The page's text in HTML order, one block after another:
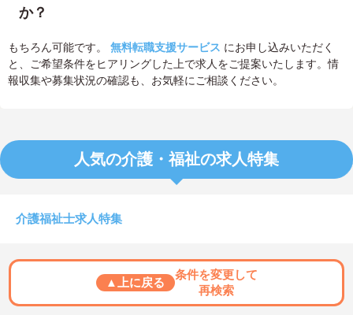
か？
もちろん可能です。 無料転職支援サービス にお申し込みいただく
と、ご希望条件をヒアリングした上で求人をご提案いたします。情
報収集や募集状況の確認も、お気軽にご相談ください。
人気の介護・福祉の求人特集
介護福祉士求人特集
▲上に戻る
条件を変更して
再検索